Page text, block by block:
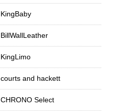
KingBaby
BillWallLeather
KingLimo
courts and hackett
CHRONO Select